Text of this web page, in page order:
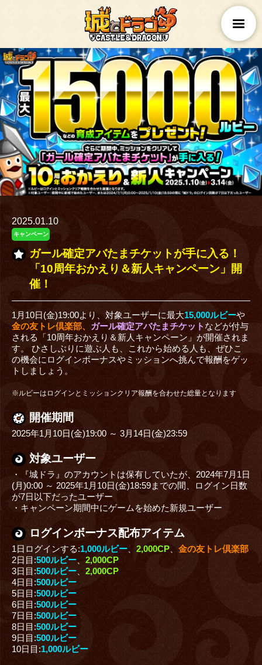
2025.01.10
キャンペーン
ガール確定アバたまチケットが手に入る！
「10周年おかえり＆新人キャンペーン」開
催！
1月10日(金)19:00より、対象ユーザーに最大15,000ルビーや
金の友トレ倶楽部、 ガール確定アバたまチケット などが付与
される「10周年おかえり＆新人キャンペーン」が開催されま
す。 ひさしぶりに遊ぶ人も、これから始める人も、ぜひこ
の機会にログインボーナスやミッションへ挑んで報酬をゲッ
トしましょう。
※ルビーはログインとミッションクリア報酬を合わせた総量となります
開催期間
2025年1月10日(金)19:00 ～ 3月14日(金)23:59
対象ユーザー
・『城ドラ』のアカウントは保有していたが、2024年7月1日
(月)0:00 ～ 2025年1月10日(金)18:59までの間、ログイン日数
が7日以下だったユーザー
・キャンペーン期間中にゲームを始めた新規ユーザー
ログインボーナス配布アイテム
1日ログインする:1,000ルビー 2,000CP 、 金の友トレ倶楽部
2日目:500ルビー、 2,000CP
3日目:500ルビー
2,000CP
4日目:500ルビー
5日目:500ルビー
6日目:500ルビー
7日目:500ルビー
8日目:500ルビー
9日目:500ルビー
10日目:1,000ルビー